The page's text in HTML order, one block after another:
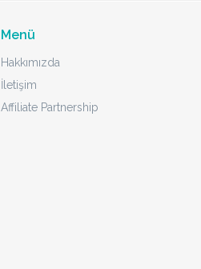
Menü
Hakkımızda
İletişim
Affiliate Partnership